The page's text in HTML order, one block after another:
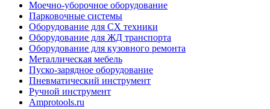
Моечно-уборочное оборудование
Парковочные системы
Оборудование для СХ техники
Оборудование для ЖД транспорта
Оборудование для кузовного ремонта
Металлическая мебель
Пуско-зарядное оборудование
Пневматический инструмент
Ручной инструмент
Amprotools.ru